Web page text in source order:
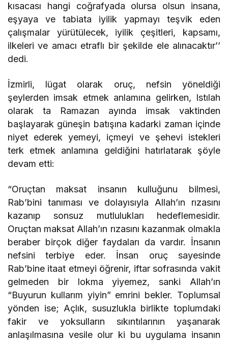
kısacası hangi coğrafyada olursa olsun insana,
eşyaya ve tabiata iyilik yapmayı teşvik eden
çalışmalar yürütülecek, iyilik çeşitleri, kapsamı,
ilkeleri ve amacı etraflı bir şekilde ele alınacaktır’’
dedi.
İzmirli, lügat olarak oruç, nefsin yöneldiği
şeylerden imsak etmek anlamına gelirken, Istılah
olarak ta Ramazan ayında imsak vaktinden
başlayarak güneşin batışına kadarki zaman içinde
niyet ederek yemeyi, içmeyi ve şehevi istekleri
terk etmek anlamına geldiğini hatırlatarak şöyle
devam etti:
“Oruçtan maksat insanın kulluğunu bilmesi,
Rab’bini tanıması ve dolayısıyla Allah’ın rızasını
kazanıp sonsuz mutlulukları hedeflemesidir.
Oruçtan maksat Allah’ın rızasını kazanmak olmakla
beraber birçok diğer faydaları da vardır. İnsanın
nefsini terbiye eder. İnsan oruç sayesinde
Rab’bine itaat etmeyi öğrenir, iftar sofrasında vakit
gelmeden bir lokma yiyemez, sanki Allah’ın
“Buyurun kullarım yiyin” emrini bekler. Toplumsal
yönden ise; Açlık, susuzlukla birlikte toplumdaki
fakir ve yoksulların sıkıntılarının yaşanarak
anlaşılmasına vesile olur ki bu uygulama insanın